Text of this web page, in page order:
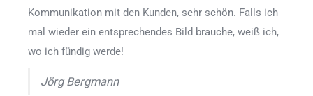
Kommunikation mit den Kunden, sehr schön. Falls ich
mal wieder ein entsprechendes Bild brauche, weiß ich,
wo ich fündig werde!
Jörg Bergmann